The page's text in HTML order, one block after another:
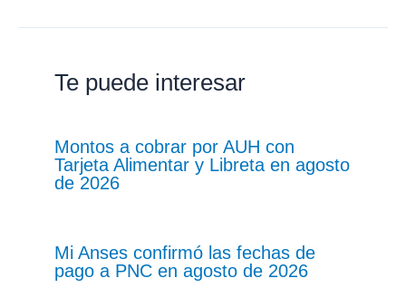
Te puede interesar
Montos a cobrar por AUH con
Tarjeta Alimentar y Libreta en agosto
de 2026
Mi Anses confirmó las fechas de
pago a PNC en agosto de 2026